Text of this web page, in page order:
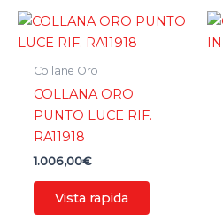
Collane Oro
COLLANA ORO
PUNTO LUCE RIF.
RA11918
1.006,00€
Vista rapida